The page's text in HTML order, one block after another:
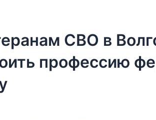
СВО в
профессию